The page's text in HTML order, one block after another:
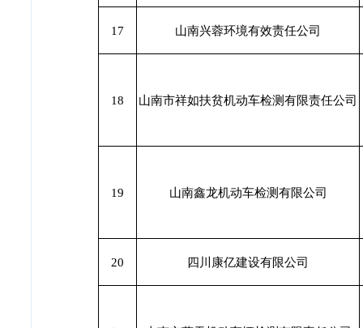
17 山南兴蓉环境有效责任公司
18 山南市祥如扶贫机动车检测有限责任公司
19 山南鑫龙机动车检测有限公司
20 四川康亿建设有限公司